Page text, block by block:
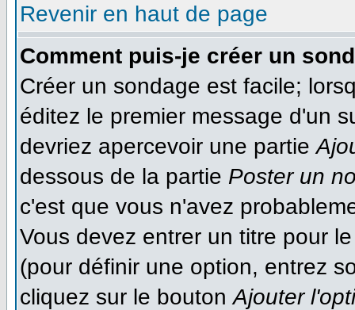
Revenir en haut de page
Comment puis-je créer un
Créer un sondage est facile;
éditez le premier message d'un
devriez apercevoir une partie
dessous de la partie Poster un
c'est que vous n'avez
Vous devez entrer un titre pour
(pour définir une option, entrez
cliquez sur le boutonAjouter